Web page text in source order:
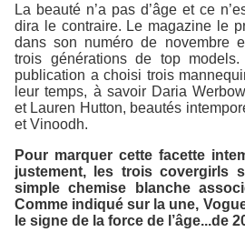
La beauté n’a pas d’âge et ce
dira le contraire. Le magazine le
dans son numéro de novembre
trois générations de top
publication a choisi trois
leur temps, à savoir Daria
et Lauren Hutton, beautés
et Vinoodh.
Pour marquer cette facette
justement, les trois covergirls
simple chemise blanche
Comme indiqué sur la une,
le signe de la force de l’âge...de